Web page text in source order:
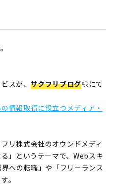
スが、 サクフリブログ様にて
情報取得に役立つメディア・
リ株式会社のオウンドメディ
」というテーマで、Webスキ
への転職」や「フリーランス
。